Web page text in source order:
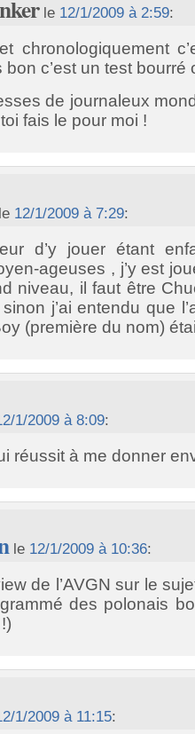
le 12/1/2009 à 2:59:
chronologiquement
bon c’est un test bourré
de journaleux
fais le pour moi !
le 12/1/2009 à 7:29:
d’y jouer étant
ageuses , j’y est
niveau, il faut être
j’ai entendu que
(première du nom)
1/2009 à 8:09:
réussit à me donner
le 12/1/2009 à 10:36:
de l’AVGN sur le
des polonais
1/2009 à 11:15: